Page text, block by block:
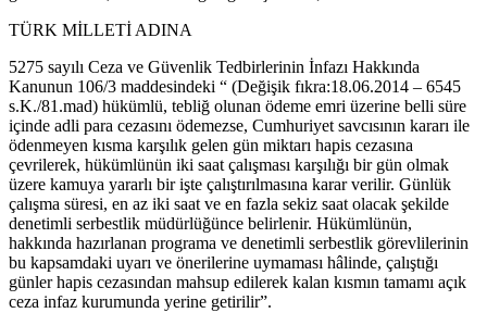
TÜRK MİLLETİ ADINA
5275 sayılı Ceza ve Güvenlik Tedbirlerinin İnfazı Hakkında
Kanunun 106/3 maddesindeki “ (Değişik fıkra:18.06.2014 – 6545
s.K./81.mad) hükümlü, tebliğ olunan ödeme emri üzerine belli süre
içinde adli para cezasını ödemezse, Cumhuriyet savcısının kararı ile
ödenmeyen kısma karşılık gelen gün miktarı hapis cezasına
çevrilerek, hükümlünün iki saat çalışması karşılığı bir gün olmak
üzere kamuya yararlı bir işte çalıştırılmasına karar verilir. Günlük
çalışma süresi, en az iki saat ve en fazla sekiz saat olacak şekilde
denetimli serbestlik müdürlüğünce belirlenir. Hükümlünün,
hakkında hazırlanan programa ve denetimli serbestlik görevlilerinin
bu kapsamdaki uyarı ve önerilerine uymaması hâlinde, çalıştığı
günler hapis cezasından mahsup edilerek kalan kısmın tamamı açık
ceza infaz kurumunda yerine getirilir”.